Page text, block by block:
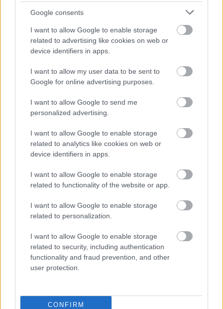
Google consents
I want to allow Google to enable storage
related to advertising like cookies on web or
device identifiers in apps.
I want to allow my user data to be sent to
Google for online advertising purposes.
I want to allow Google to send me
personalized advertising.
I want to allow Google to enable storage
related to analytics like cookies on web or
device identifiers in apps.
I want to allow Google to enable storage
related to functionality of the website or app.
I want to allow Google to enable storage
related to personalization.
I want to allow Google to enable storage
related to security, including authentication
functionality and fraud prevention, and other
user protection.
CONFIRM
szinkronhangok: szupercella 2 -
hades
Takács Máté•2018. június 27.
Öt évvel Arnold és Sly első és igazából egyetlen igazi
társulása után folytatódik a Szupercella, annak fő
magyar nézők eléggé bírták viszont Sly
szabadulómutatványát, így rászolgáltak arra, hogy
akár…